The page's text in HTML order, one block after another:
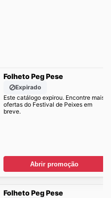
Folheto Peg Pese
Expirado
Este catálogo expirou. Encontre mais
ofertas do Festival de Peixes em
breve.
Abrir promoção
Folheto Peg Pese